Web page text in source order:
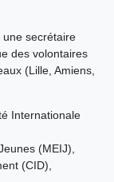
une secrétaire
des volontaires
(Lille, Amiens,
Internationale
(MEIJ),
(CID),